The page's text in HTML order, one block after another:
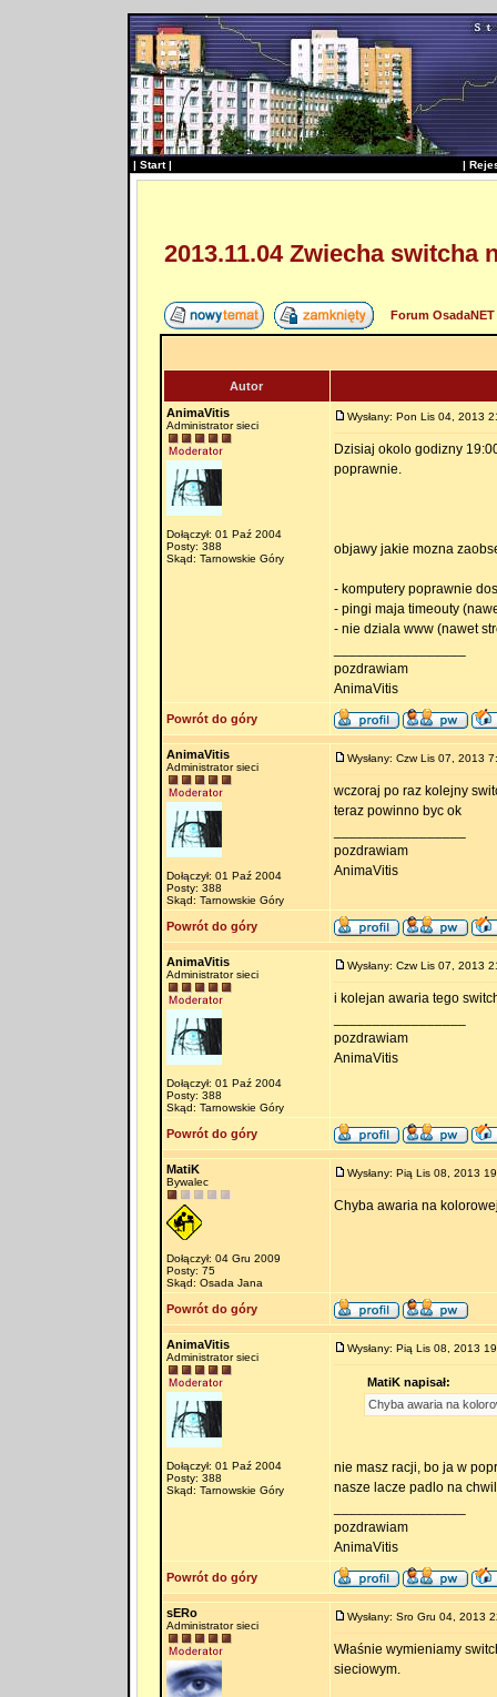
| Start| |
2013.11.04 Zwiecha switcha
Forum
Autor
AnimaVitis
Administrator sieci
Dołączył: 01 Paź 2004
Posty: 388
Skąd: Tarnowskie Góry
Wysłany: Pon Lis 04, 2013
Dzisiaj okolo godizny
poprawnie.
objawy jakie mozna
- komputery poprawnie
- pingi maja timeouty
- nie dziala www (nawet
pozdrawiam
AnimaVitis
Powrót do góry
AnimaVitis
Administrator sieci
Dołączył: 01 Paź 2004
Posty: 388
Skąd: Tarnowskie Góry
Wysłany: Czw Lis 07, 2013
wczoraj po raz kolejny
teraz powinno byc ok
pozdrawiam
AnimaVitis
Powrót do góry
AnimaVitis
Administrator sieci
Dołączył: 01 Paź 2004
Posty: 388
Skąd: Tarnowskie Góry
Wysłany: Czw Lis 07, 2013
i kolejan awaria tego
pozdrawiam
AnimaVitis
Powrót do góry
MatiK
Bywalec
Dołączył: 04 Gru 2009
Posty: 75
Skąd: Osada Jana
Wysłany: Pią Lis 08, 2013
Chyba awaria na
Powrót do góry
AnimaVitis
Administrator sieci
Dołączył: 01 Paź 2004
Posty: 388
Skąd: Tarnowskie Góry
Wysłany: Pią Lis 08, 2013
MatiK napisał:
Chyba awaria na
nie masz racji, bo ja w
nasze lacze padlo na
pozdrawiam
AnimaVitis
Powrót do góry
sERo
Administrator sieci
Wysłany: Sro Gru 04, 2013
Właśnie wymieniamy
sieciowym.